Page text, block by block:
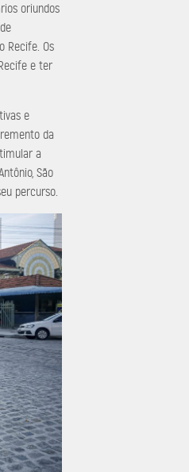
oriundos
Recife. Os
e ter
e
da
a
São
percurso.